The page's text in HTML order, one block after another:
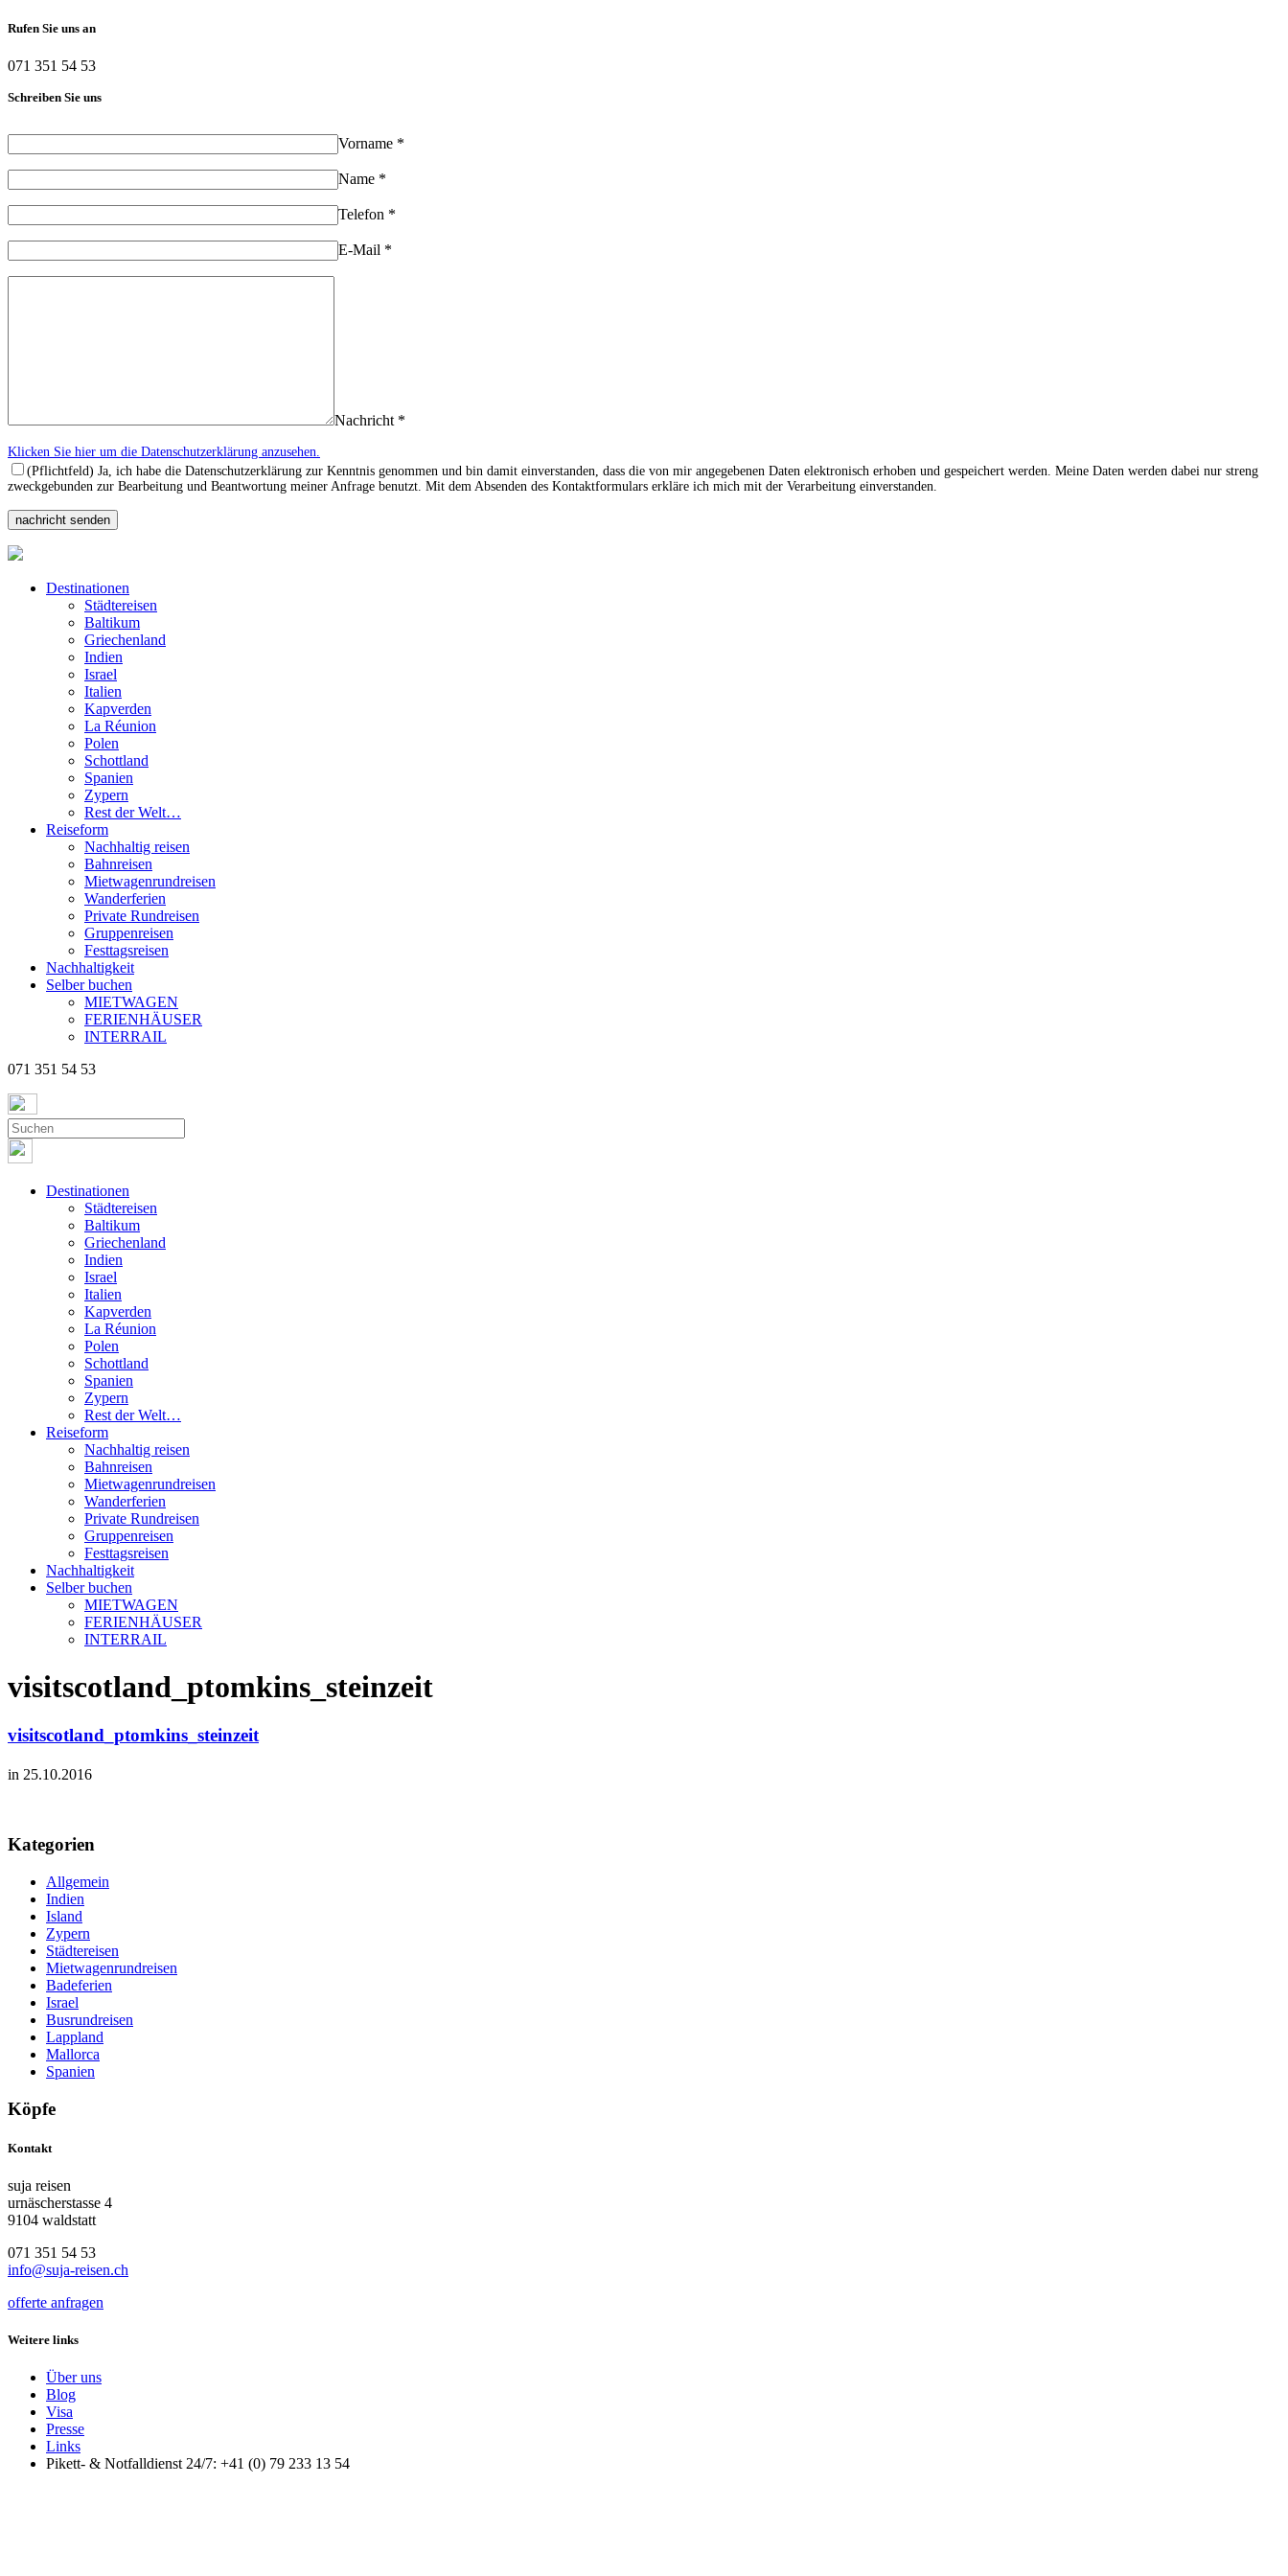
Rufen Sie uns an
071 351 54 53
Schreiben Sie uns
Vorname *
Name *
Telefon *
E-Mail *
Nachricht *
Klicken Sie hier um die Datenschutzerklärung anzusehen.
(Pflichtfeld) Ja, ich habe die Datenschutzerklärung zur Kenntnis genommen und bin damit einverstanden, dass die von mir angegebenen Daten elektronisch erhoben und gespeichert werden. Meine Daten werden dabei nur streng
zweckgebunden zur Bearbeitung und Beantwortung meiner Anfrage benutzt. Mit dem Absenden des Kontaktformulars erkläre ich mich mit der Verarbeitung einverstanden.
Destinationen
Städtereisen
Baltikum
Griechenland
Indien
Israel
Italien
Kapverden
La Réunion
Polen
Schottland
Spanien
Zypern
Rest der Welt…
Reiseform
Nachhaltig reisen
Bahnreisen
Mietwagenrundreisen
Wanderferien
Private Rundreisen
Gruppenreisen
Festtagsreisen
Nachhaltigkeit
Selber buchen
MIETWAGEN
FERIENHÄUSER
INTERRAIL
071 351 54 53
Destinationen
Städtereisen
Baltikum
Griechenland
Indien
Israel
Italien
Kapverden
La Réunion
Polen
Schottland
Spanien
Zypern
Rest der Welt…
Reiseform
Nachhaltig reisen
Bahnreisen
Mietwagenrundreisen
Wanderferien
Private Rundreisen
Gruppenreisen
Festtagsreisen
Nachhaltigkeit
Selber buchen
MIETWAGEN
FERIENHÄUSER
INTERRAIL
visitscotland_ptomkins_steinzeit
visitscotland_ptomkins_steinzeit
in 25.10.2016
Kategorien
Allgemein
Indien
Island
Zypern
Städtereisen
Mietwagenrundreisen
Badeferien
Israel
Busrundreisen
Lappland
Mallorca
Spanien
Köpfe
Kontakt
suja reisen
urnäscherstasse 4
9104 waldstatt
071 351 54 53
info@suja-reisen.ch
offerte anfragen
Weitere links
Über uns
Blog
Visa
Presse
Links
Pikett- & Notfalldienst 24/7: +41 (0) 79 233 13 54